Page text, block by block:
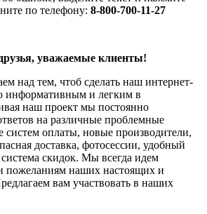
по телефону: 8-800-700-11-27
уважаемые клиенты!
над тем, чтоб сделать наш интернет-
информативным и легким в
наш проект мы постоянно
на различные проблемные
систем оплаты, новые производители,
доставка, фотосессии, удобный
скидок. Мы всегда идем
пожеланиям наших настоящих и
вам участвовать в наших